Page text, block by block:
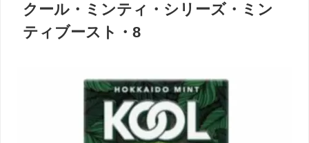
クール・ミンティ・シリーズ・ミン
ティブースト・8